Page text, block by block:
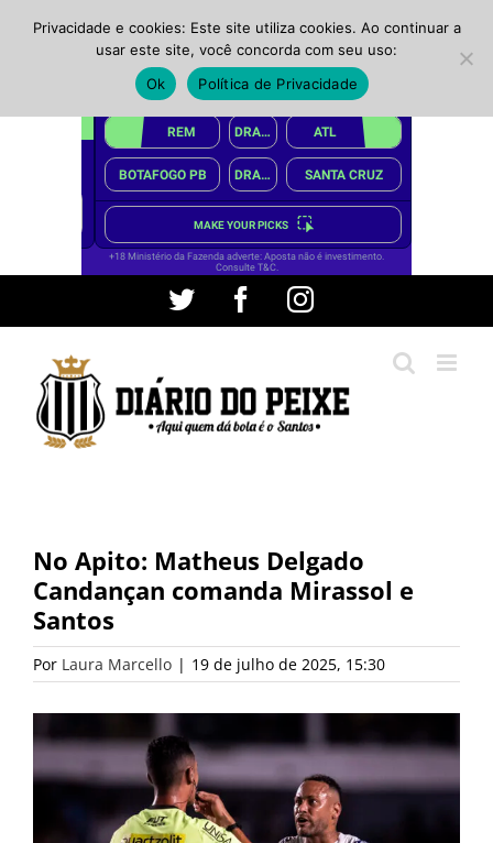
conteúdo
Twitter FacebookInstagram
No Apito: Matheus Delgado
Candançan comanda Mirassol e
Santos
Por Laura Marcello | 19 de julho de 2025, 15:30
Privacidade e cookies: Este site utiliza cookies. Ao continuar a
usar este site, você concorda com seu uso:
Ok
Política de Privacidade